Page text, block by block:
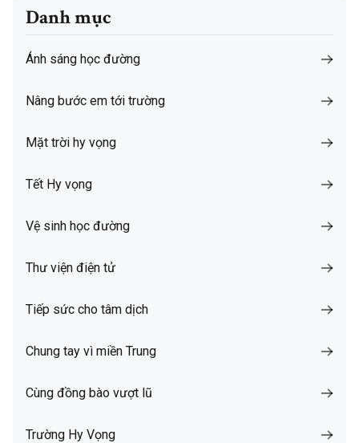
Danh mục
Ánh sáng học đường
Nâng bước em tới trường
Mặt trời hy vọng
Tết Hy vọng
Vệ sinh học đường
Thư viện điện tử
Tiếp sức cho tâm dịch
Chung tay vì miền Trung
Cùng đồng bào vượt lũ
Trường Hy Vọng